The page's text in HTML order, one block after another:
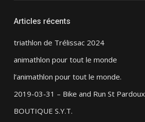
Articles récents
triathlon de Trélissac 2024
animathlon pour tout le monde
l’animathlon pour tout le monde.
2019-03-31 – Bike and Run St Pardoux
BOUTIQUE S.Y.T.